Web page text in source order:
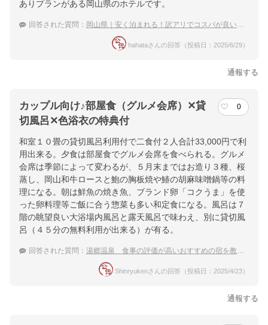
ありプランがある岡山県のホテルです。
回答された質問： 岡山県｜安く泊まれる！訳アリでコスパが良い宿のおすすめは？
hahataさんの回答（投稿日：2025/6/29）
通報する
カップル向け♪部屋食（グルメ会席）✕貸
切風呂✕色浴衣の特典付
0
和室１０畳の貸切風呂利用付で二食付２人合計33,000円で利
用出来る。夕食は部屋食でグルメ会席を食べられる。グルメ
会席は季節によって変わるが、５月末まではお造り３種、桜
蒸し、岡山和牛ロースと鮑の胸板焼や鰆の胡麻味噌鍋等の料
理になる。朝は鮮魚の焼き魚、ブランド卵「コクうま」を使
った卵料理等ご飯に合う惣菜も多い和定食になる。風呂は７
階の眺望良い大浴場内風呂と露天風呂で味わえ、別に貸切風
呂（４５分の無料利用が出来る）が有る。
回答された質問： 湯郷温泉 食事の評価が高いおすすめの宿を教えて
Shinryukenさんの回答（投稿日：2025/4/23）
通報する